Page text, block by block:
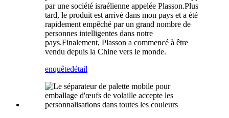
par une société israélienne appelée Plasson.Plus
tard, le produit est arrivé dans mon pays et a été
rapidement empêché par un grand nombre de
personnes intelligentes dans notre
pays.Finalement, Plasson a commencé à être
vendu depuis la Chine vers le monde.
enquêtedétail